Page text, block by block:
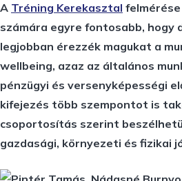
A Tréning Kerekasztal
számára egyre fontosabb, hogy
legjobban érezzék magukat a
wellbeing, azaz az általános
pénzügyi és versenyképességi
kifejezés több szempontot is
csoportosítás szerint
gazdasági, környezeti és fizikai